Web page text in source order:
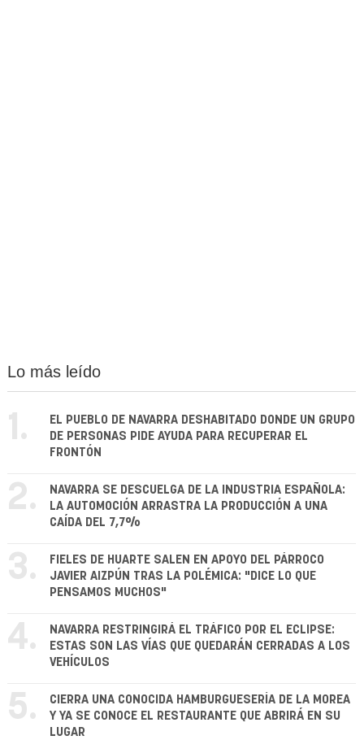
Lo más leído
1.
EL PUEBLO DE NAVARRA DESHABITADO DONDE UN GRUPO
DE PERSONAS PIDE AYUDA PARA RECUPERAR EL
FRONTÓN
2.
NAVARRA SE DESCUELGA DE LA INDUSTRIA ESPAÑOLA:
LA AUTOMOCIÓN ARRASTRA LA PRODUCCIÓN A UNA
CAÍDA DEL 7,7%
3.
FIELES DE HUARTE SALEN EN APOYO DEL PÁRROCO
JAVIER AIZPÚN TRAS LA POLÉMICA: "DICE LO QUE
PENSAMOS MUCHOS"
4.
NAVARRA RESTRINGIRÁ EL TRÁFICO POR EL ECLIPSE:
ESTAS SON LAS VÍAS QUE QUEDARÁN CERRADAS A LOS
VEHÍCULOS
5.
CIERRA UNA CONOCIDA HAMBURGUESERÍA DE LA MOREA
Y YA SE CONOCE EL RESTAURANTE QUE ABRIRÁ EN SU
LUGAR